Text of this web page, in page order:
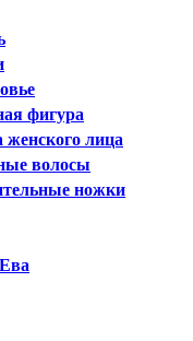
фигура
женского лица
волосы
ножки